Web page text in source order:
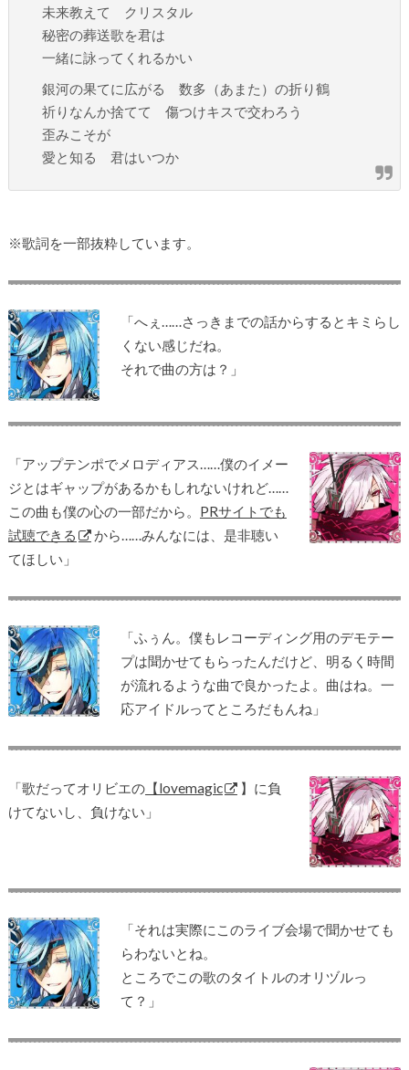
未来教えて クリスタル
秘密の葬送歌を君は
一緒に詠ってくれるかい
銀河の果てに広がる 数多（あまた）の折り鶴
祈りなんか捨てて 傷つけキスで交わろう
歪みこそが
愛と知る 君はいつか
※歌詞を一部抜粋しています。
「へぇ……さっきまでの話からするとキミらし
くない感じだね。
それで曲の方は？」
「アップテンポでメロディアス……僕のイメー
ジとはギャップがあるかもしれないけれど……
この曲も僕の心の一部だから。 PRサイトでも
試聴できる
から……みんなには、是非聴い
てほしい」
「ふぅん。僕もレコーディング用のデモテー
プは聞かせてもらったんだけど、明るく時間
が流れるような曲で良かったよ。曲はね。一
応アイドルってところだもんね」
「歌だってオリビエの【lovemagic
】に負
けてないし、負けない」
「それは実際にこのライブ会場で聞かせても
らわないとね。
ところでこの歌のタイトルのオリヅルっ
て？」